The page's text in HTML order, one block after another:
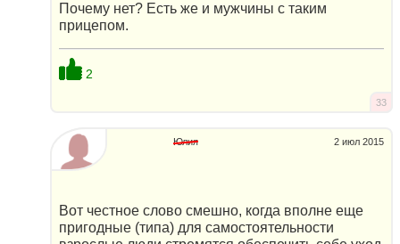
Почему нет? Есть же и мужчины с таким
прицепом.
2
33
2 июл 2015
Юлия
Вот честное слово смешно, когда вполне еще
пригодные (типа) для самостоятельности